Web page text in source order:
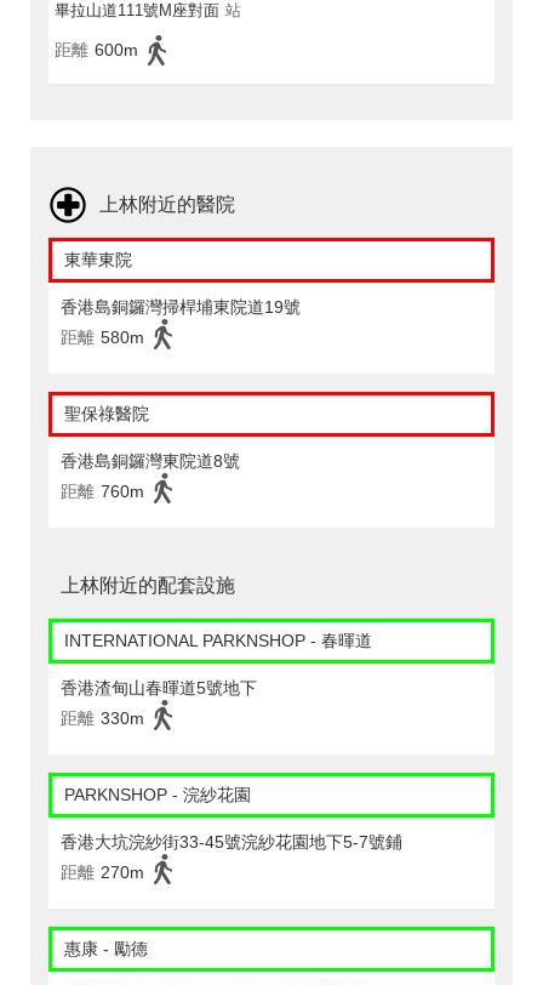
畢拉山道111號M座對面 站
距離 600m
上林附近的醫院
東華東院
香港島銅鑼灣掃桿埔東院道19號
距離 580m
聖保祿醫院
香港島銅鑼灣東院道8號
距離 760m
上林附近的配套設施
INTERNATIONAL PARKNSHOP - 春暉道
香港渣甸山春暉道5號地下
距離 330m
PARKNSHOP - 浣紗花園
香港大坑浣紗街33-45號浣紗花園地下5-7號鋪
距離 270m
惠康 - 勵德